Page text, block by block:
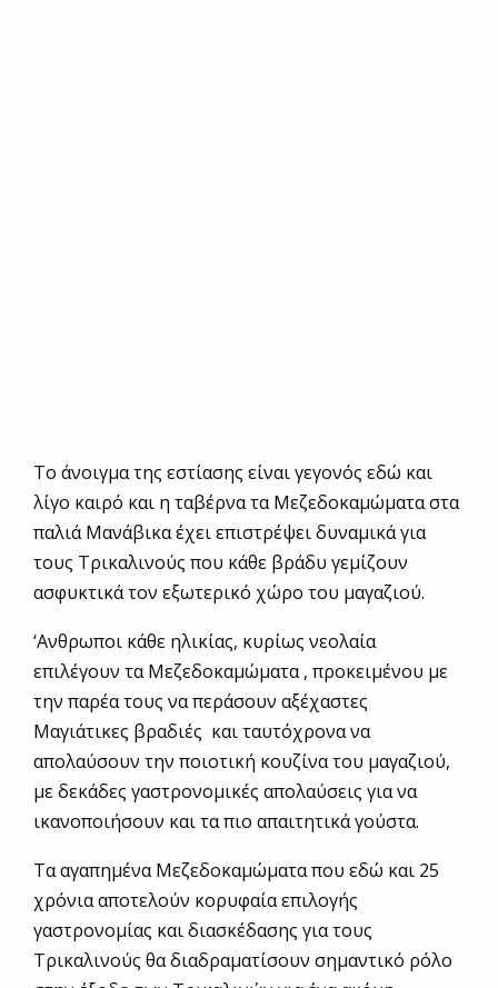
Το άνοιγμα της εστίασης είναι γεγονός εδώ και
λίγο καιρό και η ταβέρνα τα Μεζεδοκαμώματα στα
παλιά Μανάβικα έχει επιστρέψει δυναμικά για
τους Τρικαλινούς που κάθε βράδυ γεμίζουν
ασφυκτικά τον εξωτερικό χώρο του μαγαζιού.
‘Ανθρωποι κάθε ηλικίας, κυρίως νεολαία
επιλέγουν τα Μεζεδοκαμώματα , προκειμένου με
την παρέα τους να περάσουν αξέχαστες
Μαγιάτικες βραδιές και ταυτόχρονα να
απολαύσουν την ποιοτική κουζίνα του μαγαζιού,
με δεκάδες γαστρονομικές απολαύσεις για να
ικανοποιήσουν και τα πιο απαιτητικά γούστα.
Τα αγαπημένα Μεζεδοκαμώματα που εδώ και 25
χρόνια αποτελούν κορυφαία επιλογής
γαστρονομίας και διασκέδασης για τους
Τρικαλινούς θα διαδραματίσουν σημαντικό ρόλο